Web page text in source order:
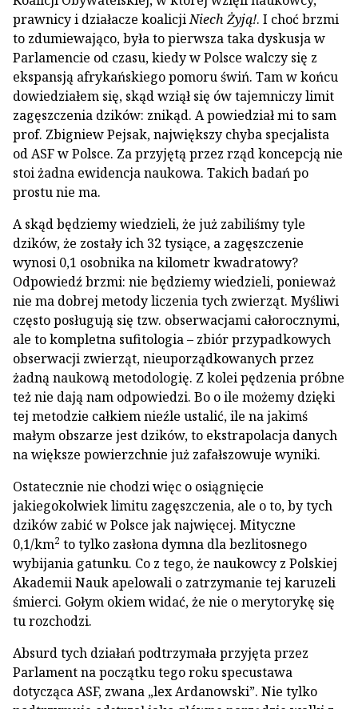
prawnicy i działacze koalicjiNiech Żyją!. I choć brzmi
to zdumiewająco, była to pierwsza taka dyskusja w
Parlamencie od czasu, kiedy w Polsce walczy się z
ekspansją afrykańskiego pomoru świń. Tam w końcu
dowiedziałem się, skąd wziął się ów tajemniczy limit
zagęszczenia dzików: znikąd. A powiedział mi to sam
prof. Zbigniew Pejsak, największy chyba specjalista
od ASF w Polsce. Za przyjętą przez rząd koncepcją nie
stoi żadna ewidencja naukowa. Takich badań po
prostu nie ma.
A skąd będziemy wiedzieli, że już zabiliśmy tyle
dzików, że zostały ich 32 tysiące, a zagęszczenie
wynosi 0,1 osobnika na kilometr kwadratowy?
Odpowiedź brzmi: nie będziemy wiedzieli, ponieważ
nie ma dobrej metody liczenia tych zwierząt. Myśliwi
często posługują się tzw. obserwacjami całorocznymi,
ale to kompletna sufitologia – zbiór przypadkowych
obserwacji zwierząt, nieuporządkowanych przez
żadną naukową metodologię. Z kolei pędzenia próbne
też nie dają nam odpowiedzi. Bo o ile możemy dzięki
tej metodzie całkiem nieźle ustalić, ile na jakimś
małym obszarze jest dzików, to ekstrapolacja danych
na większe powierzchnie już zafałszowuje wyniki.
Ostatecznie nie chodzi więc o osiągnięcie
jakiegokolwiek limitu zagęszczenia, ale o to, by tych
dzików zabić w Polsce jak najwięcej. Mityczne
0,1/km2 to tylko zasłona dymna dla bezlitosnego
wybijania gatunku. Co z tego, że naukowcy z Polskiej
Akademii Nauk apelowali o zatrzymanie tej karuzeli
śmierci. Gołym okiem widać, że nie o merytorykę się
tu rozchodzi.
Absurd tych działań podtrzymała przyjęta przez
Parlament na początku tego roku specustawa
dotycząca ASF, zwana „lex Ardanowski”. Nie tylko